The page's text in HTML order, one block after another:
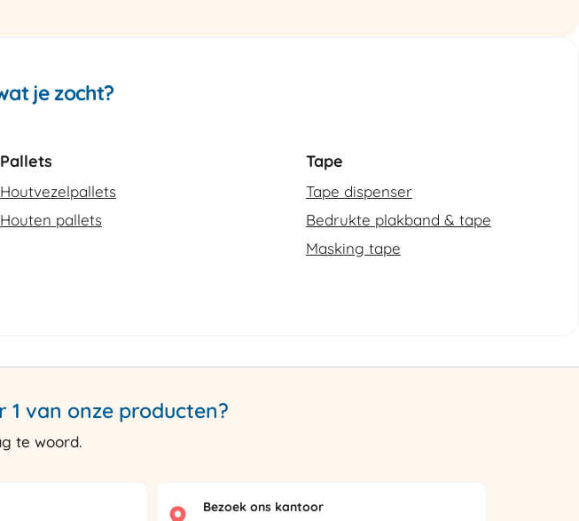
je zocht?
Pallets
Houtvezelpallets
Houten pallets
Tape
Tape dispenser
Bedrukte plakband & tape
Masking tape
van onze producten?
te woord.
Bezoek ons kantoor